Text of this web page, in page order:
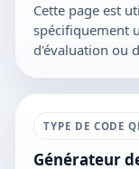
Cette page est
spécifiquement
d'évaluation ou
TYPE DE CODE
Générateur